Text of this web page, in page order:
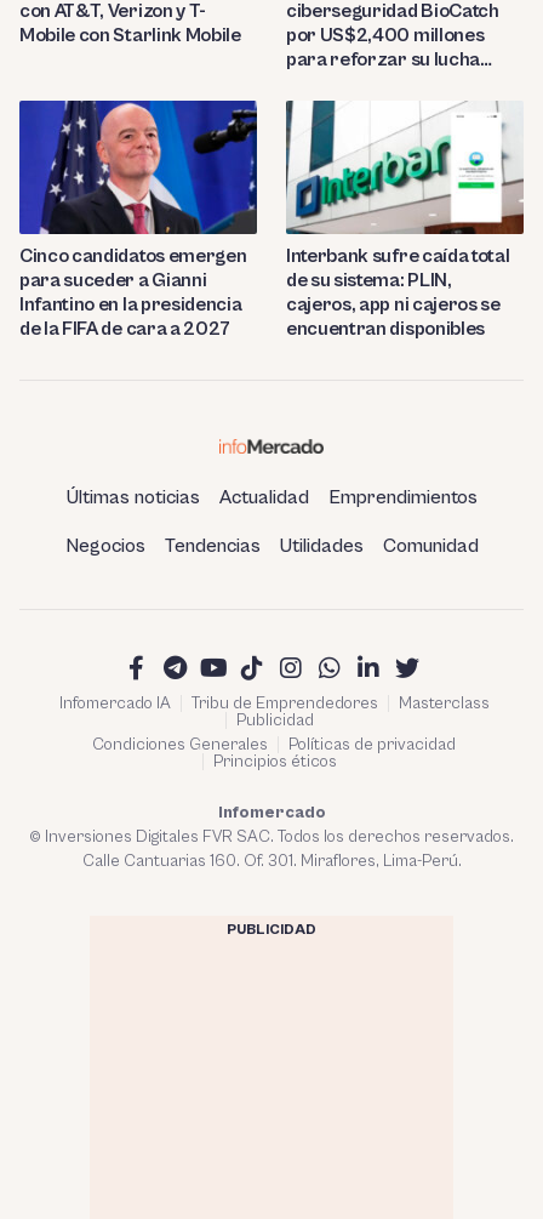
con AT&T, Verizon y T-
Mobile con Starlink Mobile
ciberseguridad BioCatch
por US$2,400 millones
para reforzar su lucha
Cinco candidatos emergen
para suceder a Gianni
Infantino en la presidencia
de la FIFA de cara a 2027
Interbank sufre caída total
de su sistema: PLIN,
cajeros, app ni cajeros se
encuentran disponibles
Últimas noticias Actualidad Emprendimientos
Negocios Tendencias Utilidades Comunidad
Infomercado IA Tribu de Emprendedores
Masterclass
Publicidad
Condiciones Generales
Políticas de privacidad
Principios éticos
Infomercado
© Inversiones Digitales FVR SAC. Todos los derechos reservados.
Calle Cantuarias 160. Of. 301. Miraflores, Lima-Perú.
PUBLICIDAD